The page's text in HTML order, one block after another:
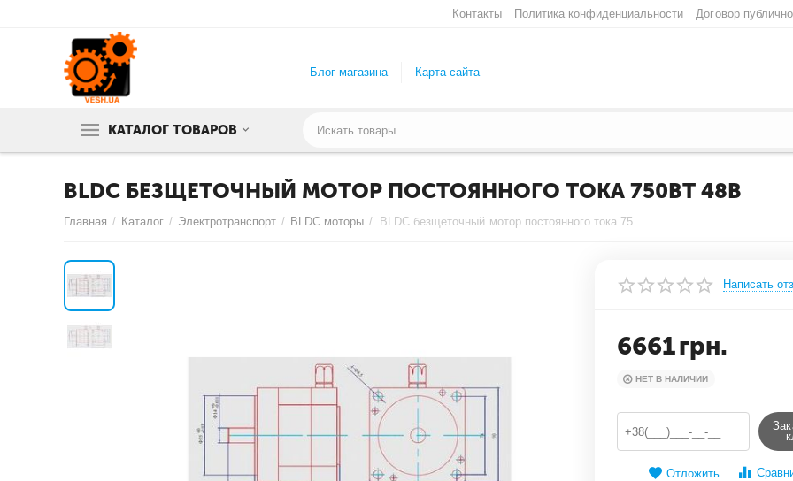
Контакты Политика конфиденциальности Договор
Блог магазина Карта сайта
КАТАЛОГ ТОВАРОВ
BLDC БЕЗЩЕТОЧНЫЙ МОТОР ПОСТОЯННОГО ТОКА 750ВТ 48В
Главная / Каталог / Электротранспорт / BLDC моторы / BLDC безщеточный мотор постоянного тока 750Вт 48В
Написать
6661грн.
НЕТ В НАЛИЧИИ
Отложить